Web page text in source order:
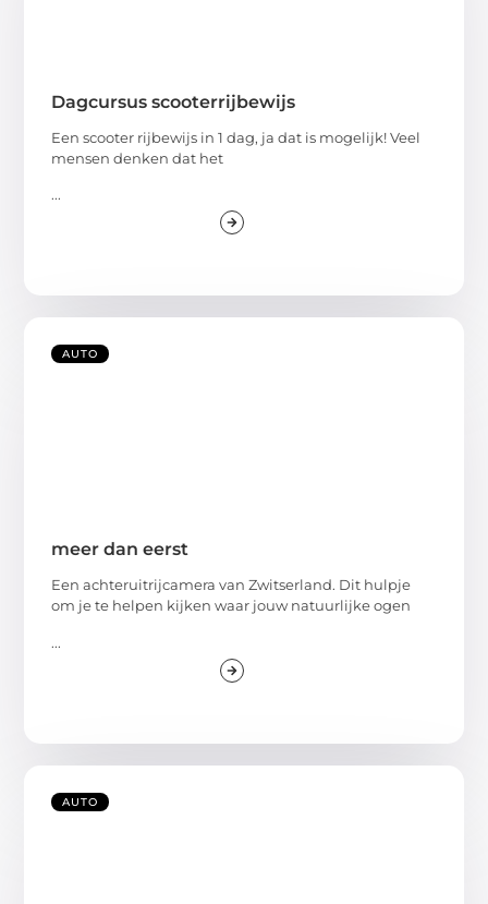
Dagcursus scooterrijbewijs
Een scooter rijbewijs in 1 dag, ja dat is mogelijk! Veel
mensen denken dat het
...
AUTO
meer dan eerst
Een achteruitrijcamera van Zwitserland. Dit hulpje
om je te helpen kijken waar jouw natuurlijke ogen
...
AUTO